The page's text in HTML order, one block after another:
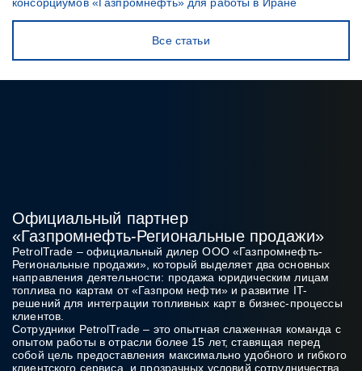
Все статьи
Официальный партнер
«Газпромнефть‑Региональные продажи»
PetrolTrade – официальный дилер ООО «Газпромнефть-
Региональные продажи», который выделяет два основных
направления деятельности: продажа юридическим лицам
топлива по картам от «Газпром нефти» и развитие IT-
решений для интеграции топливных карт в бизнес‑процессы
клиентов.
Сотрудники PetrolTrade – это опытная слаженная команда с
опытом работы в отрасли более 15 лет, ставящая перед
собой цель предоставления максимально удобного и гибкого
клиентского сервиса, и прозрачных условий сотрудничества.